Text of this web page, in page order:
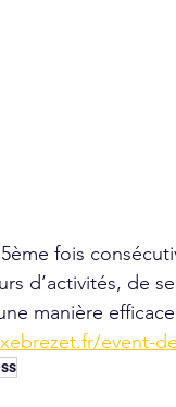
fois
d’activités, de
manière
event-